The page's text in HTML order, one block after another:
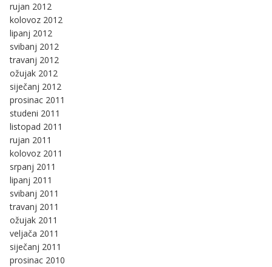
rujan 2012
kolovoz 2012
lipanj 2012
svibanj 2012
travanj 2012
ožujak 2012
siječanj 2012
prosinac 2011
studeni 2011
listopad 2011
rujan 2011
kolovoz 2011
srpanj 2011
lipanj 2011
svibanj 2011
travanj 2011
ožujak 2011
veljača 2011
siječanj 2011
prosinac 2010